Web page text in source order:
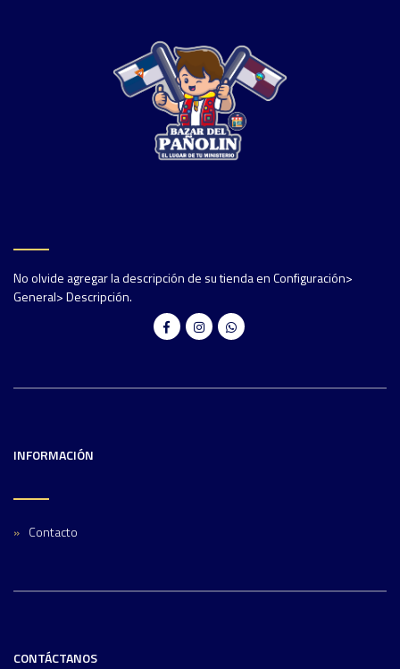
No olvide agregar la descripción de su tienda en Configuración>
General> Descripción.
INFORMACIÓN
Contacto
CONTÁCTANOS